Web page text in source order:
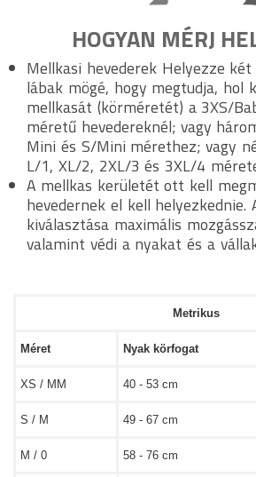
HOGYAN MÉRJ
Mellkasi hevederek Helyezze
lábak mögé, hogy megtudja, hol
mellkasát (körméretét) a 3XS/
méretű hevedereknél; vagy
Mini és S/Mini mérethez; vagy
L/1, XL/2, 2XL/3 és 3XL/4
A mellkas kerületét ott kell
hevedernek el kell
kiválasztása maximális
valamint védi a nyakat és a
Metrikus
Méret Nyak körfogat
XS / MM 40 - 53 cm
S / M 49 - 67 cm
M / 0 58 - 76 cm